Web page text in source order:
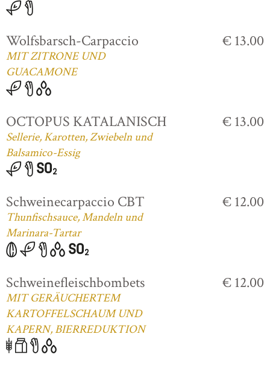
Wolfsbarsch-Carpaccio
MIT ZITRONE UND
GUACAMONE
€ 13.00
OCTOPUS KATALANISCH
Sellerie, Karotten, Zwiebeln und
Balsamico-Essig
€ 13.00
Schweinecarpaccio CBT
Thunfischsauce, Mandeln und
Marinara-Tartar
€ 12.00
Schweinefleischbombets
MIT GERÄUCHERTEM
KARTOFFELSCHAUM UND
KAPERN, BIERREDUKTION
€ 12.00